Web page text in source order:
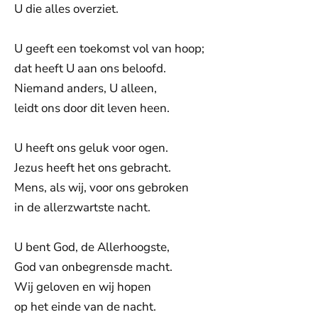
U die alles overziet.
U geeft een toekomst vol van hoop;
dat heeft U aan ons beloofd.
Niemand anders, U alleen,
leidt ons door dit leven heen.
U heeft ons geluk voor ogen.
Jezus heeft het ons gebracht.
Mens, als wij, voor ons gebroken
in de allerzwartste nacht.
U bent God, de Allerhoogste,
God van onbegrensde macht.
Wij geloven en wij hopen
op het einde van de nacht.